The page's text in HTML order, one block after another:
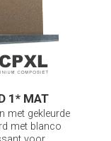
1* MAT
met gekleurde
met blanco